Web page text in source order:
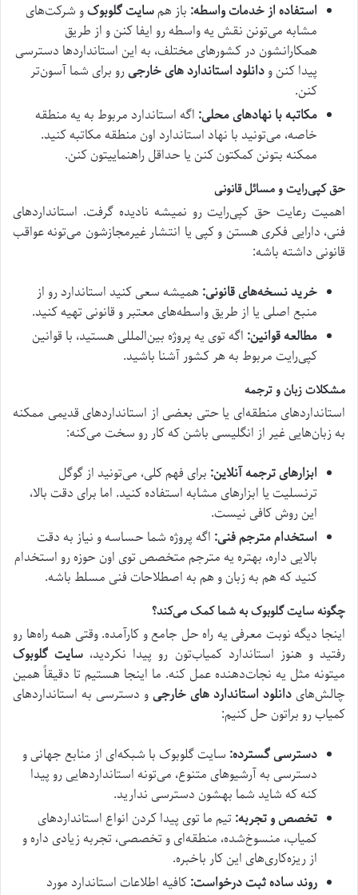
استفاده از خدمات واسطه: باز همسایت گلوبوکو شرکت‌های
مشابه می‌تونن نقش یه واسطه رو ایفا کنن و از طریق
همکارانشون در کشورهای مختلف، به این استانداردها دسترسی
پیدا کنن ودانلود استاندارد های خارجیرو برای شما آسون‌تر
کنن.
مکاتبه با نهادهای محلی: اگه استاندارد مربوط به یه منطقه
خاصه، می‌تونید با نهاد استاندارد اون منطقه مکاتبه کنید.
ممکنه بتونن کمکتون کنن یا حداقل راهنماییتون کنن.
حق کپی‌رایت و مسائل قانونی
اهمیت رعایت حق کپی‌رایت رو نمیشه نادیده گرفت. استانداردهای
فنی، دارایی فکری هستن و کپی یا انتشار غیرمجازشون می‌تونه عواقب
قانونی داشته باشه:
خرید نسخه‌های قانونی: همیشه سعی کنید استاندارد رو از
منبع اصلی یا از طریق واسطه‌های معتبر و قانونی تهیه کنید.
مطالعه قوانین: اگه توی یه پروژه بین‌المللی هستید، با قوانین
کپی‌رایت مربوط به هر کشور آشنا باشید.
مشکلات زبان و ترجمه
استانداردهای منطقه‌ای یا حتی بعضی از استانداردهای قدیمی ممکنه
به زبان‌هایی غیر از انگلیسی باشن که کار رو سخت می‌کنه:
ابزارهای ترجمه آنلاین: برای فهم کلی، می‌تونید از گوگل
ترنسلیت یا ابزارهای مشابه استفاده کنید. اما برای دقت بالا،
این روش کافی نیست.
استخدام مترجم فنی: اگه پروژه شما حساسه و نیاز به دقت
بالایی داره، بهتره یه مترجم متخصص توی اون حوزه رو استخدام
کنید که هم به زبان و هم به اصطلاحات فنی مسلط باشه.
چگونهسایت گلوبوکبه شما کمک می‌کند؟
اینجا دیگه نوبت معرفی یه راه حل جامع و کارآمده. وقتی همه راه‌ها رو
رفتید و هنوز استاندارد کمیاب‌تون رو پیدا نکردید، سایت گلوبوک
میتونه مثل یه نجات‌دهنده عمل کنه. ما اینجا هستیم تا دقیقاً همین
چالش‌هایدانلود استاندارد های خارجیو دسترسی به استانداردهای
کمیاب رو براتون حل کنیم:
دسترسی گسترده: سایت گلوبوک با شبکه‌ای از منابع جهانی و
دسترسی به آرشیوهای متنوع، می‌تونه استانداردهایی رو پیدا
کنه که شاید شما بهشون دسترسی ندارید.
تخصص و تجربه:تیم ما توی پیدا کردن انواع استانداردهای
کمیاب، منسوخ‌شده، منطقه‌ای و تخصصی، تجربه زیادی داره و
از ریزه‌کاری‌های این کار باخبره.
روند ساده ثبت درخواست:کافیه اطلاعات استاندارد مورد